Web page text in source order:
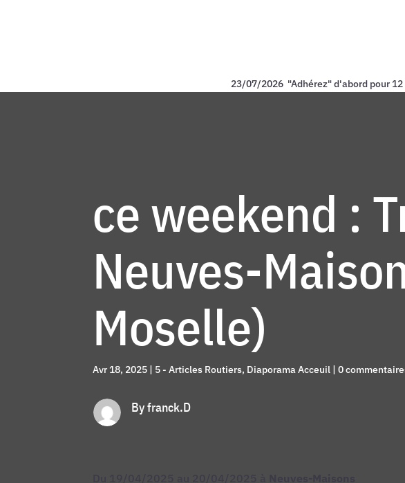
23/07/2026 "Adhérez" d'abord pour
ce weekend :
Neuves-
Moselle)
Avr 18, 2025 5 - Articles Routiers, Diaporama Acceuil |0
By franck.D